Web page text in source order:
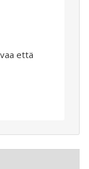
että